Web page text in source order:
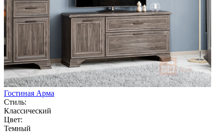
Гостиная Арма
Стиль:
Классический
Цвет:
Темный